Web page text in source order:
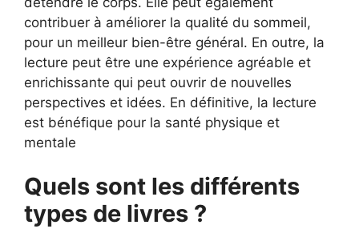
contribuer à améliorer la qualité du sommeil,
pour un meilleur bien-être général. En outre, la
lecture peut être une expérience agréable et
enrichissante qui peut ouvrir de nouvelles
perspectives et idées. En définitive, la lecture
est bénéfique pour la santé physique et
mentale
Quels sont les différents
types de livres ?